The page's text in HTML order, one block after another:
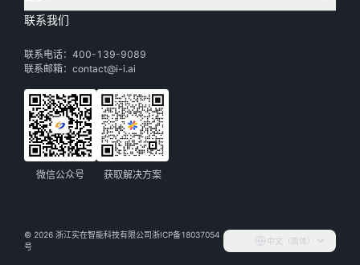
IDP 文档审阅 实在 RPA 机器人
实在 RPA 控制器
实在取数宝
电商
政府
制造
教育
财务
下载体验
实在学院
实在社区
帮助中心
智能体市场
合作伙伴
渠道加盟
关于实在
加入我们
联系我们
联系电话：400-139-9089
联系邮箱：contact@i-i.ai
微信公众号 获取解决方案
© 2026 浙江实在智能科技有限公司浙ICP备18037054
号
中文（简体）